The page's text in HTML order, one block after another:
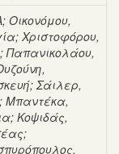
; Οικονόμου,
; Χριστοφόρου,
;Παπανικολάου,
;Σάιλερ,
; Μπαντέκα,
; Κοψιδάς,
;